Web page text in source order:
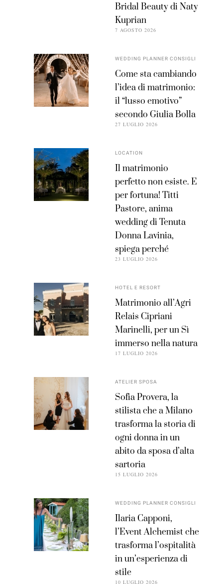
Bridal Beauty di Naty
Kuprian
7 AGOSTO 2026
WEDDING PLANNER CONSIGLI
Come sta cambiando
l’idea di matrimonio:
il “lusso emotivo”
secondo Giulia Bolla
27 LUGLIO 2026
LOCATION
Il matrimonio
perfetto non esiste. E
per fortuna! Titti
Pastore, anima
wedding di Tenuta
Donna Lavinia,
spiega perché
23 LUGLIO 2026
HOTEL E RESORT
Matrimonio all’Agri
Relais Cipriani
Marinelli, per un Sì
immerso nella natura
17 LUGLIO 2026
ATELIER SPOSA
Sofia Provera, la
stilista che a Milano
trasforma la storia di
ogni donna in un
abito da sposa d’alta
sartoria
15 LUGLIO 2026
WEDDING PLANNER CONSIGLI
Ilaria Capponi,
l’Event Alchemist che
trasforma l’ospitalità
in un’esperienza di
stile
10 LUGLIO 2026